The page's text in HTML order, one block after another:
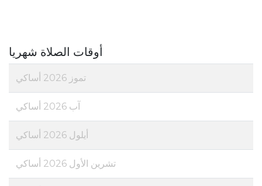
أوقات الصلاة شهريا
تموز 2026 أساكي
آب 2026 أساكي
أيلول 2026 أساكي
تشرين الأول 2026 أساكي